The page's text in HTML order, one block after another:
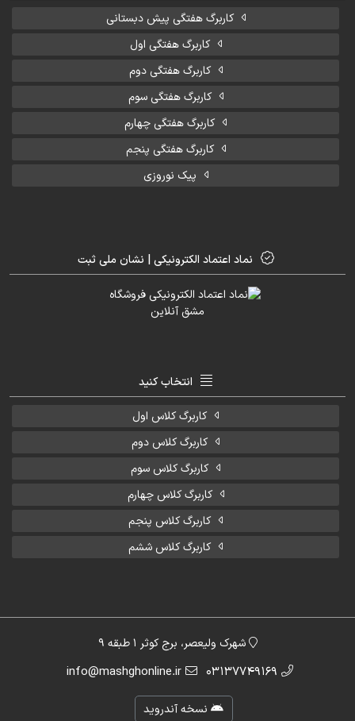
کاربرگ هفتگی پیش دبستانی
کاربرگ هفتگی اول
کاربرگ هفتگی دوم
کاربرگ هفتگی سوم
کاربرگ هفتگی چهارم
کاربرگ هفتگی پنجم
پیک نوروزی
نماد اعتماد الکترونیکی | نشان ملی ثبت
انتخاب کنید
کاربرگ کلاس اول
کاربرگ کلاس دوم
کاربرگ کلاس سوم
کاربرگ کلاس چهارم
کاربرگ کلاس پنجم
کاربرگ کلاس ششم
شهرک ولیعصر، برج کوثر 1 طبقه 9
03137749169
info@mashghonline.ir
نسخه آندروید